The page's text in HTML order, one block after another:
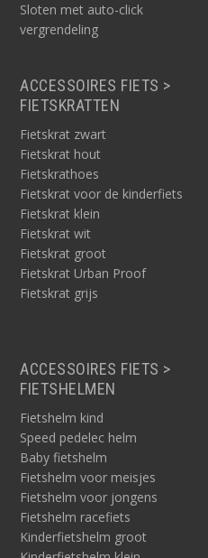
Sloten met auto-click
vergrendeling
ACCESSOIRES FIETS >
FIETSKRATTEN
Fietskrat zwart
Fietskrat hout
Fietskrathoes
Fietskrat voor de kinderfiets
Fietskrat klein
Fietskrat wit
Fietskrat groot
Fietskrat Urban Proof
Fietskrat grijs
ACCESSOIRES FIETS >
FIETSHELMEN
Fietshelm kind
Speed pedelec helm
Baby fietshelm
Fietshelm voor meisjes
Fietshelm voor jongens
Fietshelm racefiets
Kinderfietshelm groot